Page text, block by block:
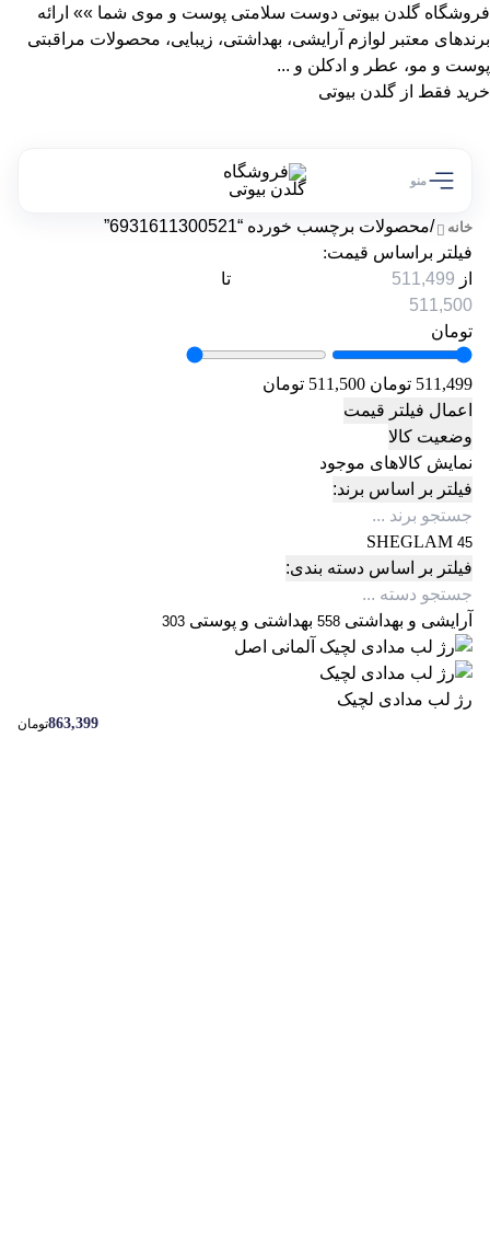
فروشگاه گلدن بیوتی دوست سلامتی پوست و موی شما »» ارائه
برندهای معتبر لوازم آرایشی، بهداشتی، زیبایی، محصولات مراقبتی
پوست و مو، عطر و ادکلن و ...
خرید فقط از گلدن بیوتی
منو
خانه /محصولات برچسب خورده “6931611300521”
فیلتر براساس قیمت:
از
تا
تومان
511,499 تومان
511,500 تومان
اعمال فیلتر قیمت
وضعیت کالا
نمایش کالاهای موجود
فیلتر بر اساس برند:
SHEGLAM 45
فیلتر بر اساس دسته بندی:
آرایشی و بهداشتی 558 بهداشتی و پوستی 303
رژ لب مدادی لچیک
863,399تومان